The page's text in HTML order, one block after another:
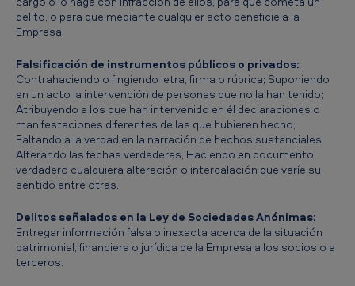
delito, o para que mediante cualquier acto beneficie a la
Empresa.
Falsificación de instrumentos públicos o privados:
Contrahaciendo o fingiendo letra, firma o rúbrica; Suponiendo
en un acto la intervención de personas que no la han tenido;
Atribuyendo a los que han intervenido en él declaraciones o
manifestaciones diferentes de las que hubieren hecho;
Faltando a la verdad en la narración de hechos sustanciales;
Alterando las fechas verdaderas; Haciendo en documento
verdadero cualquiera alteración o intercalación que varíe su
sentido entre otras.
Delitos señalados en la Ley de Sociedades Anónimas:
Entregar información falsa o inexacta acerca de la situación
patrimonial, financiera o jurídica de la Empresa a los socios o a
terceros.